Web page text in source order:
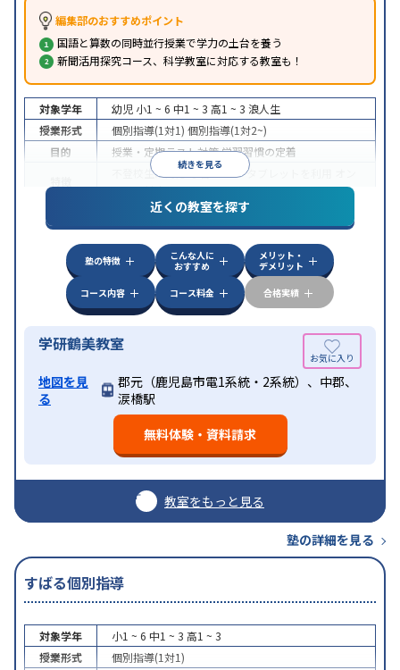
編集部のおすすめポイント
国語と算数の同時並行授業で学力の土台を養う
新聞活用探究コース、科学教室に対応する教室も！
続きを見る
対象学年 幼児 小1 ~ 6 中1 ~ 3 高1 ~ 3 浪人生
授業形式
個別指導(1対1) 個別指導(1対2~)
目的
授業・定期テスト対策学習習慣の定着
不登校生に対応学習にPC・タブレットを利用
ライン対応
近くの教室を探す
塾の特徴
こんな人に
おすすめ
メリット・
デメリット
コース内容
コース料金 合格実績
学研鶴美教室
地図を見
る
郡元（鹿児島市電1系統・2系統）、中郡、
涙橋駅
無料体験・資料請求
教室をもっと見る
塾の詳細を見る
すばる個別指導
対象学年 小1 ~ 6 中1 ~ 3 高1 ~ 3
授業形式
個別指導(1対1)